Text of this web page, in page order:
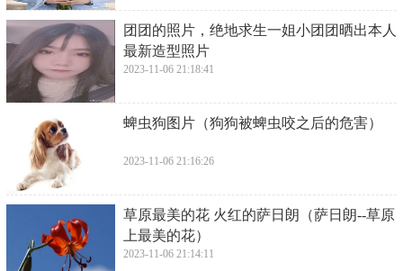
​团团的照片，绝地求生一姐小团团晒出本人
最新造型照片
2023-11-06 21:18:41
​蜱虫狗图片（狗狗被蜱虫咬之后的危害）
2023-11-06 21:16:26
​草原最美的花 火红的萨日朗（萨日朗--草原
上最美的花）
2023-11-06 21:14:11